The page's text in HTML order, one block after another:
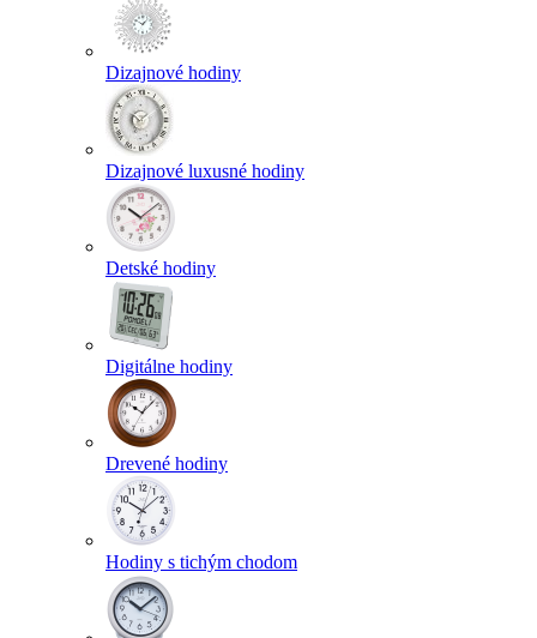
Dizajnové hodiny
Dizajnové luxusné hodiny
Detské hodiny
Digitálne hodiny
Drevené hodiny
Hodiny s tichým chodom